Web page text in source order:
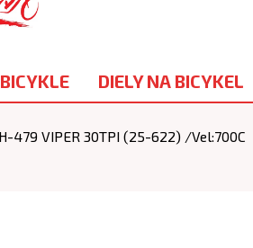
DIELY NA BICYKEL
479 VIPER 30TPI (25-622) /Vel:700C